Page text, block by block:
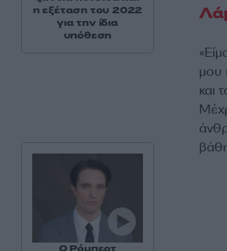
μου
και
η εξέταση του 2022
για την ίδια
υπόθεση
Ο Ρόμπερτ